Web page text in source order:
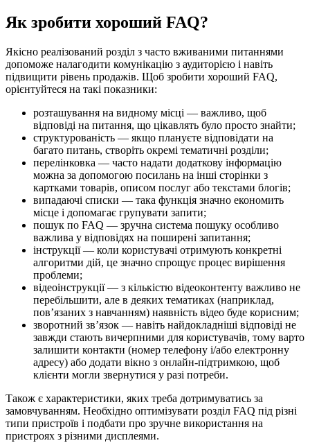
Як зробити хороший FAQ?
Якісно реалізований розділ з часто вживаними питаннями
допоможе налагодити комунікацію з аудиторією і навіть
підвищити рівень продажів. Щоб зробити хороший FAQ,
орієнтуйтеся на такі показники:
розташування на видному місці — важливо, щоб
відповіді на питання, що цікавлять було просто знайти;
структурованість — якщо плануєте відповідати на
багато питань, створіть окремі тематичні розділи;
перелінковка — часто надати додаткову інформацію
можна за допомогою посилань на інші сторінки з
картками товарів, описом послуг або текстами блогів;
випадаючі списки — така функція значно економить
місце і допомагає групувати запити;
пошук по FAQ — зручна система пошуку особливо
важлива у відповідях на поширені запитання;
інструкції — коли користувачі отримують конкретні
алгоритми дій, це значно спрощує процес вирішення
проблеми;
відеоінструкції — з кількістю відеоконтенту важливо не
перебільшити, але в деяких тематиках (наприклад,
пов’язаних з навчанням) наявність відео буде корисним;
зворотний зв’язок — навіть найдокладніші відповіді не
завжди стають вичерпними для користувачів, тому варто
залишити контакти (номер телефону і/або електронну
адресу) або додати вікно з онлайн-підтримкою, щоб
клієнти могли звернутися у разі потреби.
Також є характеристики, яких треба дотримуватись за
замовчуванням. Необхідно оптимізувати розділ FAQ під різні
типи пристроїв і подбати про зручне використання на
пристроях з різними дисплеями.